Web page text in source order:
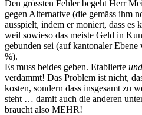
Den grössten Fehler begeht Herr
gegen Alternative (die gemäss ihm
ausspielt, indem er moniert, dass es
weil sowieso das meiste Geld in
gebunden sei (auf kantonaler
%).
Es muss beides geben. Etablierte und
verdammt! Das Problem ist nicht,
kosten, sondern dass insgesamt zu
steht … damit auch die anderen
braucht also MEHR!